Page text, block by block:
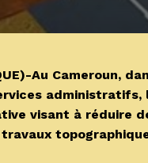
Au Cameroun,
administratifs,
visant à réduire